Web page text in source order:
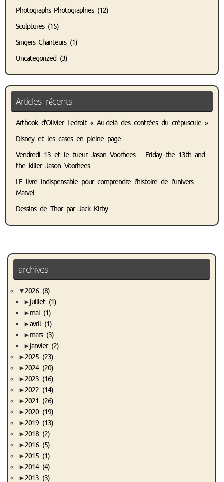
Photographs_Photographies(12)
Sculptures(15)
Singers_Chanteurs(1)
Uncategorized (3)
Articles récents
Artbook d’Olivier Ledroit « Au-delà des contrées du crépuscule »
Disney et les cases en pleine page
Vendredi 13 et le tueur Jason Voorhees – Friday the 13th and
the killer Jason Voorhees
LE livre indispensable pour comprendre l’histoire de l’univers
Marvel
Dessins de Thor par Jack Kirby
archives
▼2026 (8)
►juillet (1)
►mai (1)
►avril (1)
►mars (3)
►janvier (2)
►2025 (23)
►2024 (20)
►2023 (16)
►2022 (14)
►2021 (26)
►2020 (19)
►2019 (13)
►2018 (2)
►2016 (5)
►2015 (1)
►2014 (4)
►2013 (3)